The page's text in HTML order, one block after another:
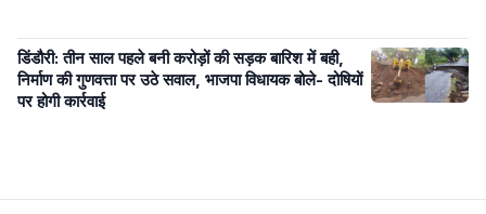
डिंडौरी: तीन साल पहले बनी करोड़ों की सड़क बारिश में बही,
निर्माण की गुणवत्ता पर उठे सवाल, भाजपा विधायक बोले- दोषियों
पर होगी कार्रवाई